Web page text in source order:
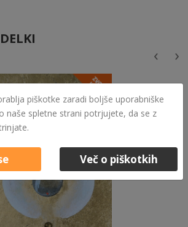
‹ ›
piškotke zaradi boljše uporabniške
naše spletne strani potrjujete, da se z
Več o piškotkih